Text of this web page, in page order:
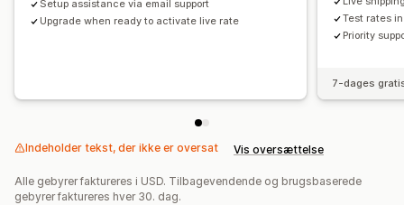
Setup assistance via email support
Upgrade when ready to activate live rate
Test rates
Priority
7-dages
Indeholder tekst, der ikke er oversat Vis oversættelse
Alle gebyrer faktureres i USD. Tilbagevendende og brugsbaserede
gebyrer faktureres hver 30. dag.